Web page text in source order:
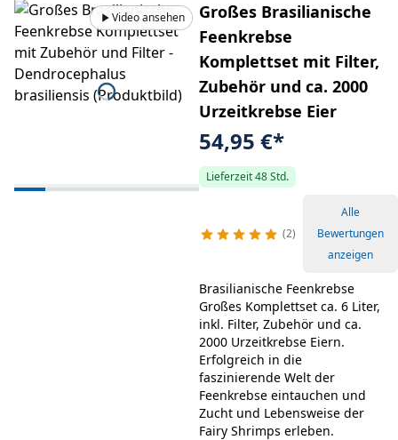
Video ansehen
Großes Brasilianische
Feenkrebse
Komplettset mit Filter,
Zubehör und ca. 2000
Urzeitkrebse Eier
54,95 €*
Lieferzeit 48 Std.
2
Alle
Bewertungen
anzeigen
Brasilianische Feenkrebse
Großes Komplettset ca. 6 Liter,
inkl. Filter, Zubehör und ca.
2000 Urzeitkrebse Eiern.
Erfolgreich in die
faszinierende Welt der
Feenkrebse eintauchen und
Zucht und Lebensweise der
Fairy Shrimps erleben.